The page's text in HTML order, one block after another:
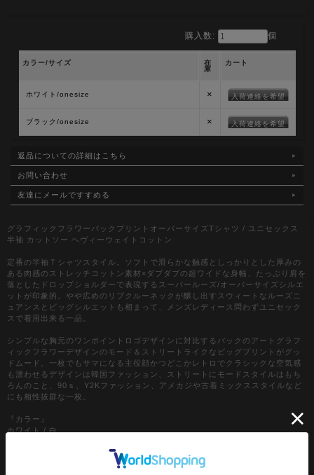
購入数: 個
カラー/サイズ
在
庫
カート
ホワイト/onesize × 入荷連絡を希望
ブラック/onesize × 入荷連絡を希望
返品についての詳細はこちら
お問い合わせ
友達にメールですすめる
グラフィックフラワーバックプリントオーバーサイズTシャツ / ユニセックス
半袖 カットソー ヘヴィーウェイトコットン
定番の半袖Ｔシャツスタイル。ソフトで滑らかな触感としっかりとした厚みの
ある肉感のストレッチコットン素材×ダブダブの超ワイドな身幅、たっぷり肩を
落としたドロップショルダーで表現するスーパールーズ/オーバーサイズシルエ
ットが印象的。やや広めのリブクルーネックが醸し出すスウィートなルーズニ
ュアンスとビッグシルエットも相まって、メンズレディース問わずユニセック
スで着用出来る一品。
シンプルな胸元のワンポイントロゴデザインに対比するバックのアートグラフ
ィックフラワーデザインのモード＆ストリートライクなビッグプリントがグッ
ドムード。一枚でもサマになる主役顔かつどこかレトロでクラシックな空気感
も漂わせるデザインは韓国ファッション、ストリートにモードスタイルはもち
ろんのこと、90ｓ、Y2Kファッション、アメカジや古着ミックススタイルなど
にも相性抜群な一枚。
『カラー』
ホワイト / 白